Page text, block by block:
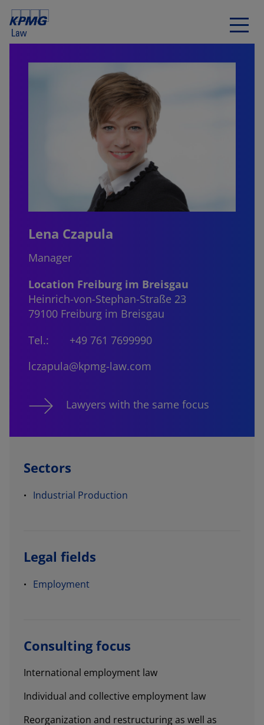
Lena Czapula
Manager
Location Freiburg im Breisgau
Heinrich-von-Stephan-Straße 23
79100 Freiburg im Breisgau
Tel.:
+49 761 7699990
lczapula@kpmg-law.com
Lawyers with the same focus
Sectors
Industrial Production
Legal fields
Employment
Consulting focus
International employment law
Individual and collective employment law
Reorganization and restructuring as well as